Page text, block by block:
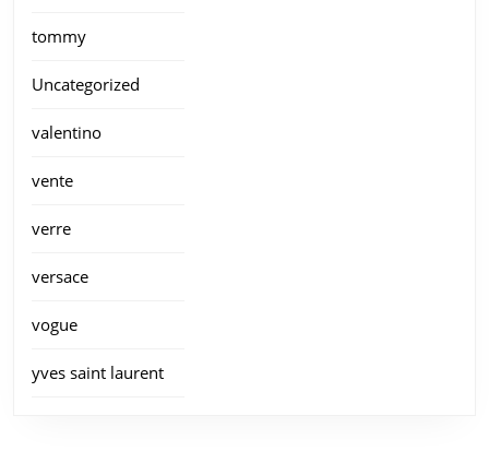
tommy
Uncategorized
valentino
vente
verre
versace
vogue
yves saint laurent